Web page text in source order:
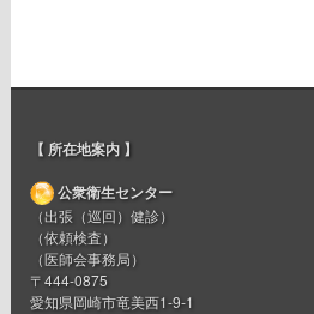
【 所在地案内 】
公衆衛生センター
（出張（巡回）健診）
（依頼検査）
（医師会事務局）
〒444-0875
愛知県岡崎市竜美西1-9-1